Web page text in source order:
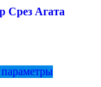
Срез Агата
товар